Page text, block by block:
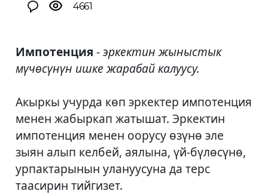
4661
Импотенция-эркектин жыныстык
мүчөсүнүн ишке жарабай калуусу.
Акыркы учурда көп эркектер импотенция
менен жабыркап жатышат. Эркектин
импотенция менен оорусу өзүнө эле
зыян алып келбей, аялына, үй-бүлөсүнө,
урпактарынын улануусуна да терс
таасирин тийгизет.